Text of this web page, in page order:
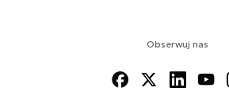
Obserwuj nas